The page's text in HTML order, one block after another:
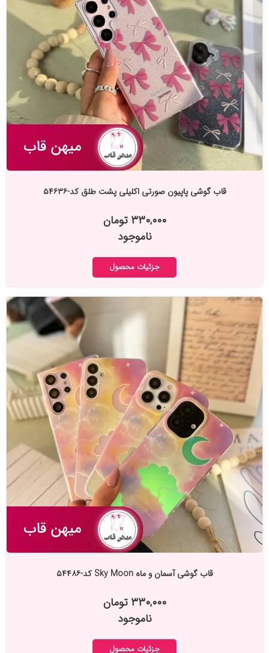
قاب گوشی پاپیون صورتی اکلیلی پشت طلق کد-۵۴۶۳۶
۳۳۰,۰۰۰ تومان
ناموجود
جزئیات محصول
قاب گوشی آسمان و ماه Sky Moon کد-۵۴۴۸۶
۳۳۰,۰۰۰ تومان
ناموجود
جزئیات محصول